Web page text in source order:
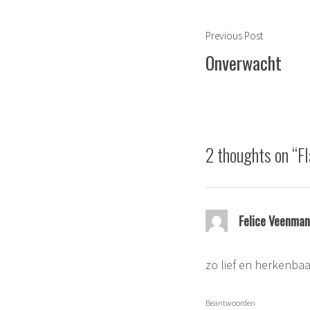
Berichtnavigatie
Previous PostPrevious
post:
Onverwacht
2 thoughts on “
Felice Veenman
zo lief en
Beantwoorden